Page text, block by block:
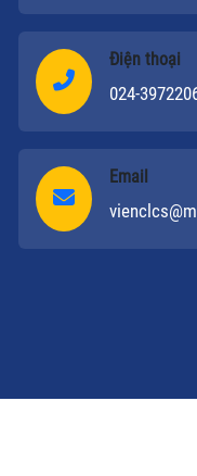
Điện thoại
024-
Email